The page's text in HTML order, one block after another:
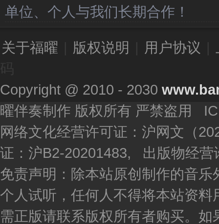
单位、个人与我们长期合作！
关于福曜 版权说明 用户协议
Copyright @ 2010 - 2030
曜伴奏制作 版权所有 严禁盗用
网络文化经营许可证：沪网文（
证：沪B2-20201483, 出版物经营
免责声明：除本站原创制作的音
个人试听，任何人不得将本站资
需正版请联系版权所有者购买。